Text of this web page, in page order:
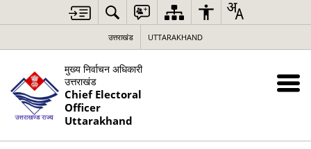
उत्तराखंड UTTARAKHAND
मुख्य निर्वाचन अधिकारी
उत्तराखंड
Chief Electoral
Officer
Uttarakhand